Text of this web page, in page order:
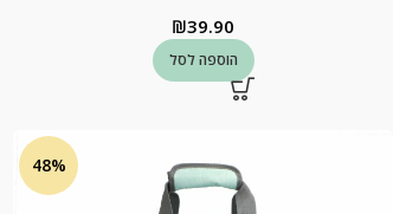
₪39.90
הוספה לסל
48%